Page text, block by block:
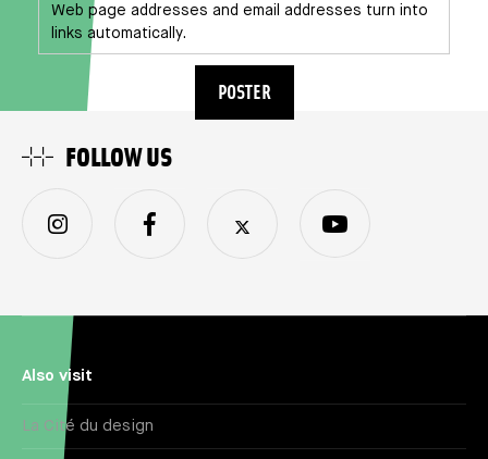
Web page addresses and email addresses turn into
links automatically.
Also visit
La Cité du design
FOLLOW US